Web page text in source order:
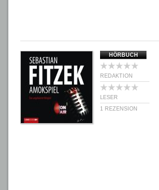
HÖRBUCH
REDAKTION
LESER
1 REZENSION